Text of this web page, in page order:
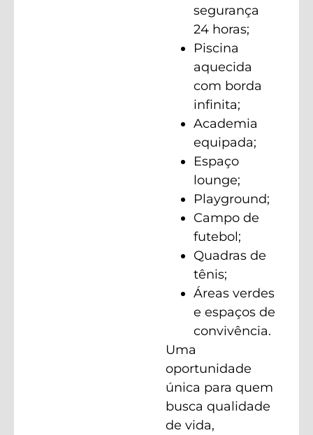
segurança
24 horas;
Piscina
aquecida
com borda
infinita;
Academia
equipada;
Espaço
lounge;
Playground;
Campo de
futebol;
Quadras de
tênis;
Áreas verdes
e espaços de
convivência.
Uma
oportunidade
única para quem
busca qualidade
de vida,